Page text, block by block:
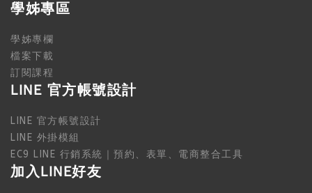
學姊專區
學姊專欄
檔案下載
訂閱課程
LINE 官方帳號設計
LINE 官方帳號設計
LINE 外掛模組
EC9 LINE 行銷系統｜預約、表單、電商整合工具
加入LINE好友